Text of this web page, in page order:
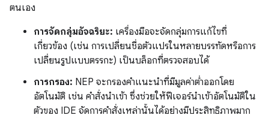
ตนเอง
การจัดกลุ่มอัจฉริยะ: เครื่องมือจะจัดกลุ่มการแก้ไขที่
เกี่ยวข้อง (เช่น การเปลี่ยนชื่อตัวแปรในหลายบรรทัดหรือการ
เปลี่ยนรูปแบบตรรกะ) เป็นบล็อกที่ตรวจสอบได้
การกรอง: NEP จะกรองคำแนะนำที่มีมูลค่าต่ำออกโดย
อัตโนมัติ เช่น คำสั่งนำเข้า ซึ่งช่วยให้ฟีเจอร์นำเข้าอัตโนมัติใน
ตัวของ IDE จัดการคำสั่งเหล่านั้นได้อย่างมีประสิทธิภาพมาก